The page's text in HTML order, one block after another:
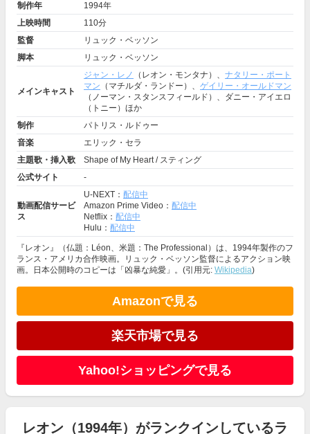
制作年
1994年
上映時間
110分
監督
リュック・ベッソン
脚本
リュック・ベッソン
メインキャスト
ジャン・レノ （レオン・モンタナ）、 ナタリー・ポート
マン （マチルダ・ランドー）、 ゲイリー・オールドマン
（ノーマン・スタンスフィールド）、ダニー・アイエロ
（トニー）ほか
制作
パトリス・ルドゥー
音楽
エリック・セラ
主題歌・挿入歌
Shape of My Heart / スティング
公式サイト
-
動画配信サービ
ス
U-NEXT： 配信中
Amazon Prime Video： 配信中
Netflix： 配信中
Hulu： 配信中
『レオン』（仏題：Léon、米題：The Professional）は、1994年製作のフ
ランス・アメリカ合作映画。リュック・ベッソン監督によるアクション映
画。日本公開時のコピーは「凶暴な純愛」。(引用元: Wikipedia)
Amazonで見る
楽天市場で見る
Yahoo!ショッピングで見る
レオン（1994年）がランクインしているラ